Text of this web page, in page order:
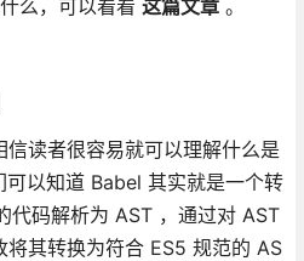
么，可以看看 这篇文章。
读者很容易就可以理解什么是
以知道 Babel 其实就是一个转
代码解析为 AST ，通过对 AST
将其转换为符合 ES5 规范的 AS